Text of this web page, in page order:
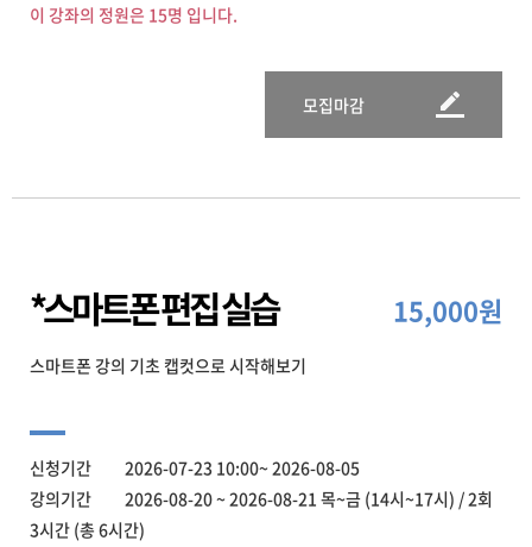
이 강좌의 정원은 15명 입니다.
모집마감
*스마트폰 편집 실습 15,000원
스마트폰 강의 기초 캡컷으로 시작해보기
신청기간 2026-07-23 10:00~ 2026-08-05
강의기간 2026-08-20 ~ 2026-08-21 목~금 (14시~17시) / 2회
3시간 (총 6시간)